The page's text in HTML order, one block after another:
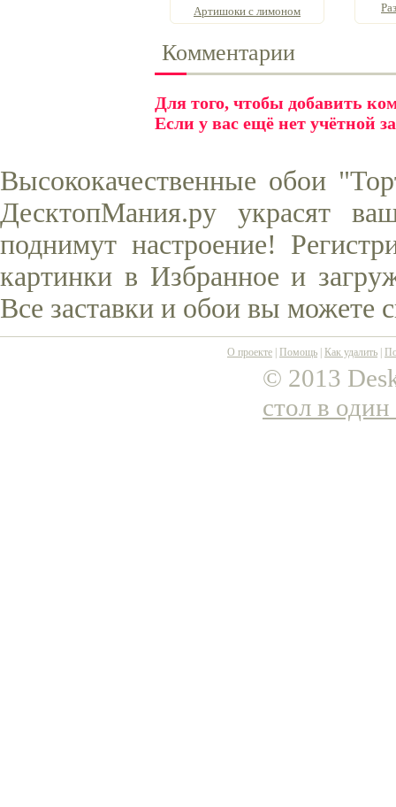
Артишоки с лимоном
Комментарии
Для того, чтобы добавить
Если у вас ещё нет учётной
Высококачественные обои
ДесктопМания.ру украсят
поднимут настроение!
картинки в Избранное и
Все заставки и обои вы можете
О проекте Помощь Как удалить
© 2013
стол в